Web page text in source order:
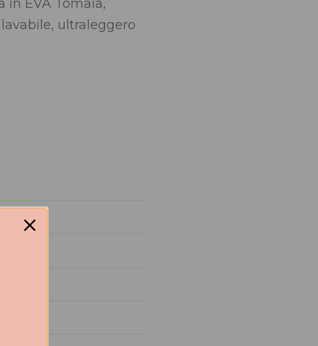
in EVA Tomaia,
ultraleggero